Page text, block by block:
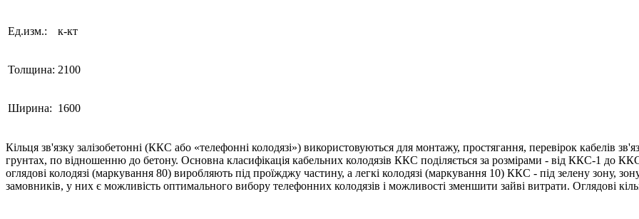
Ед.изм.: к-кт
Толщина: 2100
Ширина: 1600
Кільця зв'язку залізобетонні (ККС або «телефонні колодязі») використовуються для монтажу, простягання, перевірок кабелів
грунтах, по відношенню до бетону. Основна класифікація кабельних колодязів ККС поділяється за розмірами - від ККС-1 до
оглядові колодязі (маркування 80) виробляють під проїжджу частину, а легкі колодязі (маркування 10) ККС - під зелену зону,
замовників, у них є можливість оптимального вибору телефонних колодязів і можливості зменшити зайві витрати. Оглядові